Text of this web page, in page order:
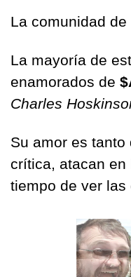
La comunidad de
La mayoría de
enamorados de
Charles
Su amor es
crítica, atacan en
tiempo de ver